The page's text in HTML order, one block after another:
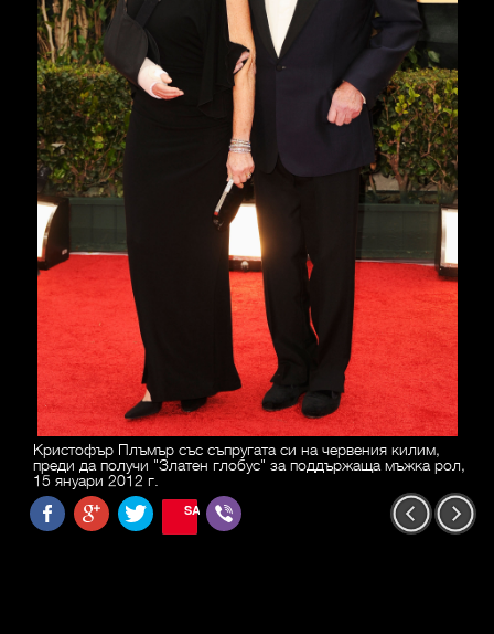
Кристофър Плъмър със съпругата си на червения килим,
преди да получи "Златен глобус" за поддържаща мъжка рол,
15 януари 2012 г.
SAVE